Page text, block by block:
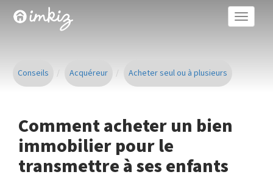
Toggle
Conseils Acquéreur Acheter seul ou à plusieurs
Comment acheter un bien
immobilier pour le
transmettre à ses enfants